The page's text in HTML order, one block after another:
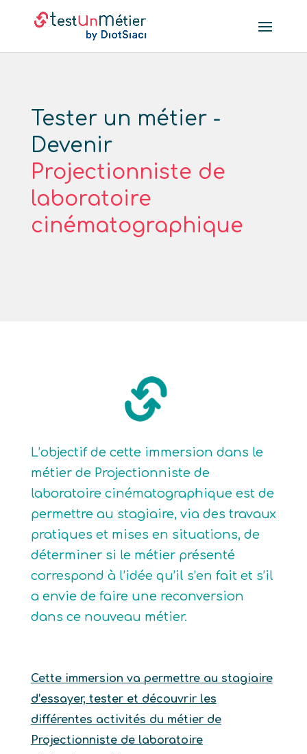
Tester un métier -
Devenir
Projectionniste de
laboratoire
cinématographique
L’objectif de cette immersion dans le
métier de Projectionniste de
laboratoire cinématographique est de
permettre au stagiaire, via des travaux
pratiques et mises en situations, de
déterminer si le métier présenté
correspond à l’idée qu’il s’en fait et s’il
a envie de faire une reconversion
dans ce nouveau métier.
Cette immersion va permettre au stagiaire
d’essayer, tester et découvrir les
différentes activités du métier de
Projectionniste de laboratoire